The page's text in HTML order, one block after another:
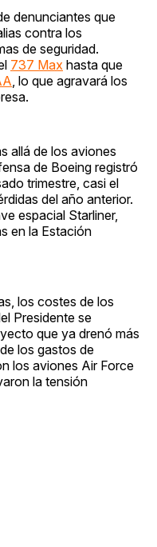
denunciantes que
contra los
de seguridad.
737 Max hasta que
, lo que agravará los
allá de los aviones
de Boeing registró
trimestre, casi el
del año anterior.
espacial Starliner,
en la Estación
los costes de los
Presidente se
que ya drenó más
los gastos de
los aviones Air Force
la tensión